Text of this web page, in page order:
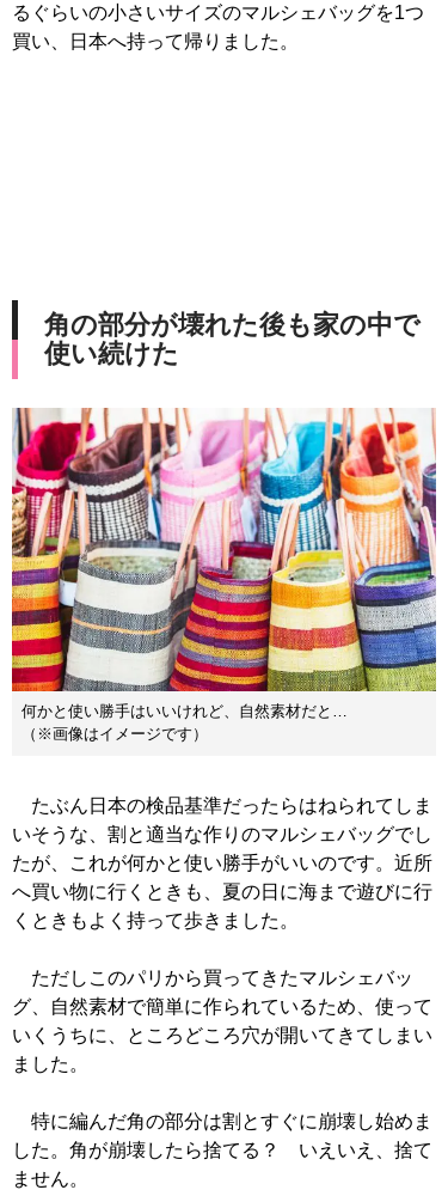
るぐらいの小さいサイズのマルシェバッグを1つ
買い、日本へ持って帰りました。
角の部分が壊れた後も家の中で
使い続けた
何かと使い勝手はいいけれど、自然素材だと…
（※画像はイメージです）
たぶん日本の検品基準だったらはねられてしま
いそうな、割と適当な作りのマルシェバッグでし
たが、これが何かと使い勝手がいいのです。近所
へ買い物に行くときも、夏の日に海まで遊びに行
くときもよく持って歩きました。
ただしこのパリから買ってきたマルシェバッ
グ、自然素材で簡単に作られているため、使って
いくうちに、ところどころ穴が開いてきてしまい
ました。
特に編んだ角の部分は割とすぐに崩壊し始めま
した。角が崩壊したら捨てる？ いえいえ、捨て
ません。